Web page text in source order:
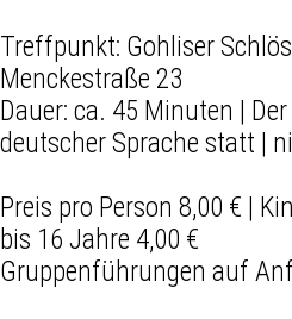
Treffpunkt: Gohliser
Menckestraße 23
Dauer: ca. 45 Minuten |
deutscher Sprache statt |
Preis pro Person 8,00 € |
bis 16 Jahre 4,00 €
Gruppenführungen auf